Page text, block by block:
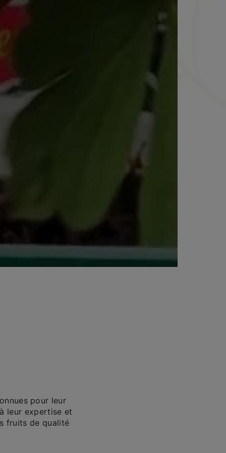
pour leur
leur expertise et
fruits de qualité